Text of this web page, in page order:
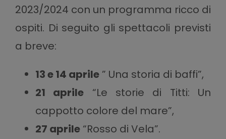
2023/2024 con un programma ricco di
ospiti. Di seguito gli spettacoli previsti
a breve:
13 e 14 aprile” Una storia di baffi”,
21 aprile “Le storie di Titti: Un
cappotto colore del mare”,
27 aprile“Rosso di Vela”.